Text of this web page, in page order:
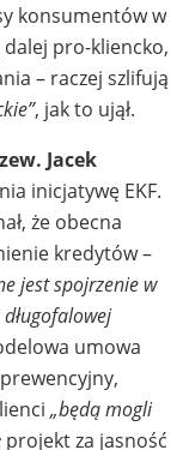
konsumentów w
dalej pro-kliencko,
– raczej szlifują
, jak to ujął.
Jacek
inicjatywę EKF.
że obecna
kredytów –
jest spojrzenie w
umowa
„będą mogli
projekt za jasność